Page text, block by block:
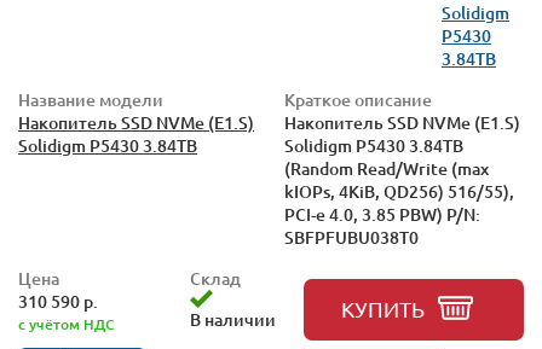
Название модели
Накопитель SSD NVMe (E1.S)
Solidigm P5430 3.84TB
Краткое описание
Накопитель SSD NVMe (E1.S)
Solidigm P5430 3.84TB
(Random Read/Write (max
kIOPs, 4KiB, QD256) 516/55),
PCI-e 4.0, 3.85 PBW) P/N:
SBFPFUBU038T0
Цена
310 590 р.
с учётом НДС
Склад
В наличии
КУПИТЬ